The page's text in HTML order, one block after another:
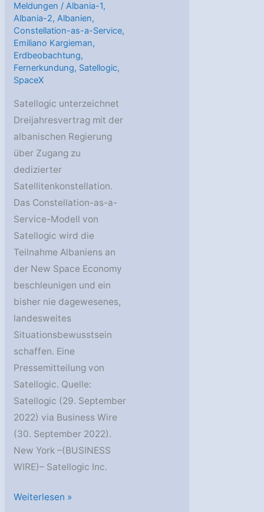
Meldungen /Albania-1,
Albania-2,Albanien,
Constellation-as-a-Service,
Emiliano Kargieman,
Erdbeobachtung,
Fernerkundung, Satellogic,
SpaceX
Satellogic unterzeichnet
Dreijahresvertrag mit der
albanischen Regierung
über Zugang zu
dedizierter
Satellitenkonstellation.
Das Constellation-as-a-
Service-Modell von
Satellogic wird die
Teilnahme Albaniens an
der New Space Economy
beschleunigen und ein
bisher nie dagewesenes,
landesweites
Situationsbewusstsein
schaffen. Eine
Pressemitteilung von
Satellogic. Quelle:
Satellogic (29. September
2022) via Business Wire
(30. September 2022).
New York –(BUSINESS
WIRE)– Satellogic Inc.
Satellogic:
Weiterlesen »